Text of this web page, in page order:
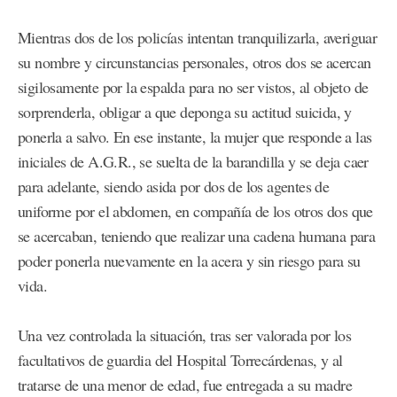
Mientras dos de los policías intentan tranquilizarla, averiguar
su nombre y circunstancias personales, otros dos se acercan
sigilosamente por la espalda para no ser vistos, al objeto de
sorprenderla, obligar a que deponga su actitud suicida, y
ponerla a salvo. En ese instante, la mujer que responde a las
iniciales de A.G.R., se suelta de la barandilla y se deja caer
para adelante, siendo asida por dos de los agentes de
uniforme por el abdomen, en compañía de los otros dos que
se acercaban, teniendo que realizar una cadena humana para
poder ponerla nuevamente en la acera y sin riesgo para su
vida.
Una vez controlada la situación, tras ser valorada por los
facultativos de guardia del Hospital Torrecárdenas, y al
tratarse de una menor de edad, fue entregada a su madre